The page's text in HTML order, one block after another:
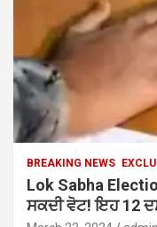
BREAKING NEWS
Lok Sabha
ਸਕਦੀ ਵੋਟ! ਇਹ 12